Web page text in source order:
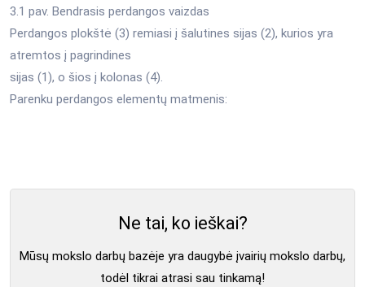
3.1 pav. Bendrasis perdangos vaizdas
Perdangos plokštė (3) remiasi į šalutines sijas (2), kurios yra
atremtos į pagrindines
sijas (1), o šios į kolonas (4).
Parenku perdangos elementų matmenis:
Ne tai, ko ieškai?
Mūsų mokslo darbų bazėje yra daugybė įvairių mokslo darbų,
todėl tikrai atrasi sau tinkamą!